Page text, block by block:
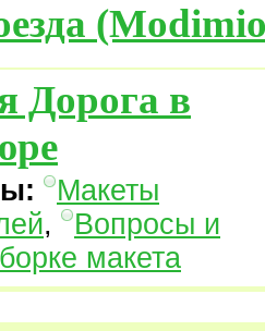
Дорога в
Макеты
,
Вопросы и
макета